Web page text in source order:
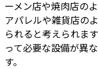
ーメン店や焼肉店の
アパレルや雑貨店の
られると考えられま
って必要な設備が異
す。